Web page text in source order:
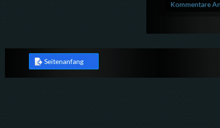
Kommentare
Seitenanfang